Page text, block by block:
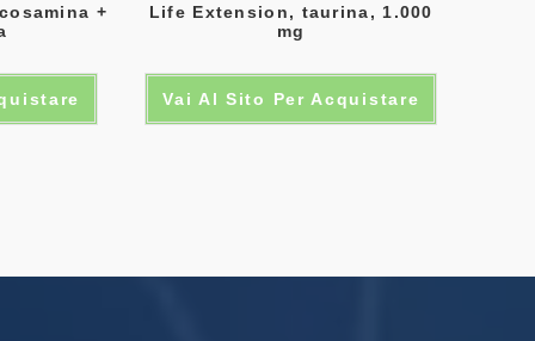
+
Life Extension, taurina, 1.000
mg
Vai Al Sito Per Acquistare